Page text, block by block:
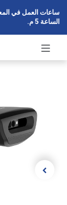
الساعة 5 م.